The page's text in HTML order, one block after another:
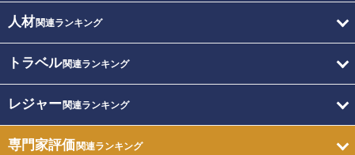
人材関連ランキング
トラベル関連ランキング
レジャー関連ランキング
専門家評価関連ランキング